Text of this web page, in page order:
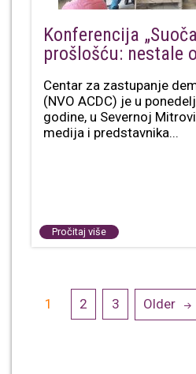
Konferencija
prošlošću: nestale
Centar za zastupanje
(NVO ACDC) je u
godine, u Severnoj
medija i predstavnika...
Pročitaj više
Posts
navigation
1 2 3 Older